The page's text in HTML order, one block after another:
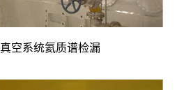
空系统氦质谱检漏